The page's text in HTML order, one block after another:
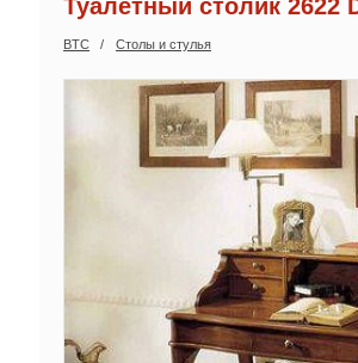
Туалетный столик 2622
BTC Столы и стулья